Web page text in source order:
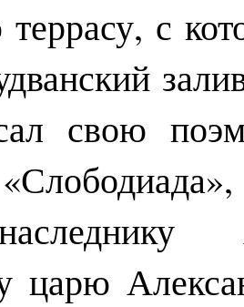
с
свою
царю